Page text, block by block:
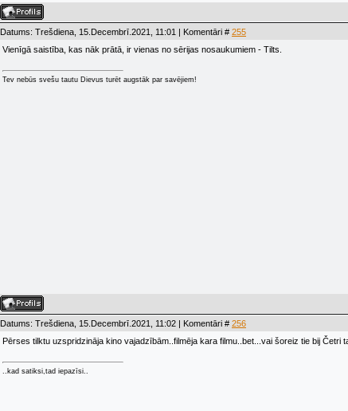
Datums: Trešdiena, 15.Decembrī.2021, 11:01 | Komentāri # 255
Vienīgā saistība, kas nāk prātā, ir vienas no sērijas nosaukumiem - Tilts.
Tev nebūs svešu tautu Dievus turēt augstāk par savējiem!
Datums: Trešdiena, 15.Decembrī.2021, 11:02 | Komentāri # 256
Pērses tilktu uzspridzināja kino vajadzībām..filmēja kara filmu..bet...vai šoreiz tie bij Četri
..kad satiksi,tad iepazīsi..